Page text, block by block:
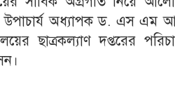
উপাচার্য অধ্যাপক ড. এস এম
ছাত্রকল্যাণ দপ্তরের